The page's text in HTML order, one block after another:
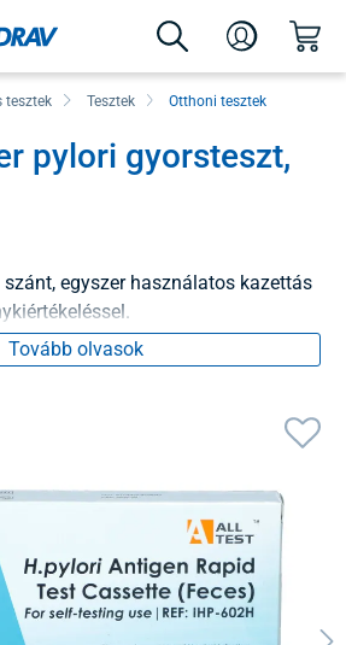
tesztek Tesztek Otthoni tesztek
pylori gyorsteszt,
egyszer használatos kazettás
Tovább olvasok